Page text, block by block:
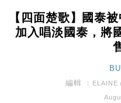
11:12
國際｜特朗普料美
張
財經｜SA售股自
財經｜華僑銀行
【四面楚歌】國泰
加入唱淡國泰，將
編輯 ：
ELAINE